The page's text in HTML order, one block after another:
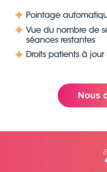
Pointage
Vue du nombre de
séances restantes
Droits patients à jour
Nous